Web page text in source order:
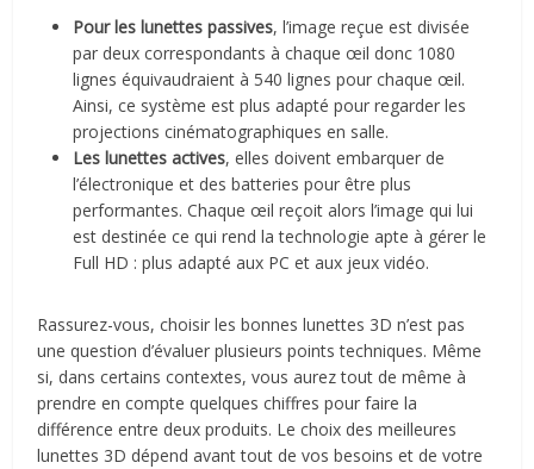
Pour les lunettes passives, l’image reçue est divisée
par deux correspondants à chaque œil donc 1080
lignes équivaudraient à 540 lignes pour chaque œil.
Ainsi, ce système est plus adapté pour regarder les
projections cinématographiques en salle.
Les lunettes actives, elles doivent embarquer de
l’électronique et des batteries pour être plus
performantes. Chaque œil reçoit alors l’image qui lui
est destinée ce qui rend la technologie apte à gérer le
Full HD : plus adapté aux PC et aux jeux vidéo.
Rassurez-vous, choisir les bonnes lunettes 3D n’est pas
une question d’évaluer plusieurs points techniques. Même
si, dans certains contextes, vous aurez tout de même à
prendre en compte quelques chiffres pour faire la
différence entre deux produits. Le choix des meilleures
lunettes 3D dépend avant tout de vos besoins et de votre